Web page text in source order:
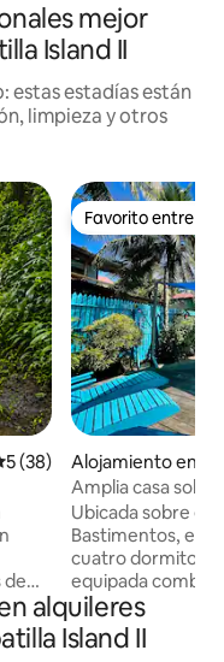
mejor
Island II
estas estadías están
limpieza y otros
promedio: 5 de
5 (38)
de
Favorito entre
Favorito entre
Alojamiento en
s Island
Amplia casa
inmersión
Ubicada sobre el
Bastimentos,
cuatro
equipada
del Caribe con las
modernas. Con más de 2000 pies
cuadrados de
alquileres
Island II